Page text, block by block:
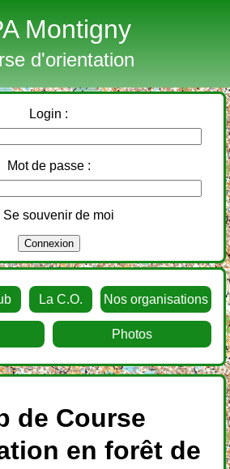
Montigny
d'orientation
Login :
Mot de passe :
Se souvenir de moi
La C.O. Nos organisations
Photos
de Course
en forêt de